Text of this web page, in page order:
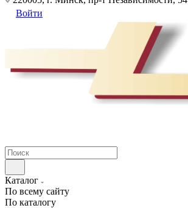
Войти
Каталог
По всему сайту
По каталогу